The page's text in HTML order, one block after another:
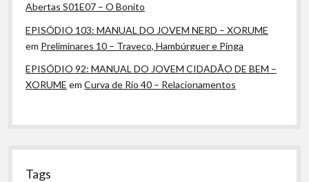
Abertas S01E07 – O Bonito
EPISÓDIO 103: MANUAL DO JOVEM NERD – XORUME
em Preliminares 10 – Traveco, Hambúrguer e Pinga
EPISÓDIO 92: MANUAL DO JOVEM CIDADÃO DE BEM –
XORUME emCurva de Rio 40 – Relacionamentos
Tags